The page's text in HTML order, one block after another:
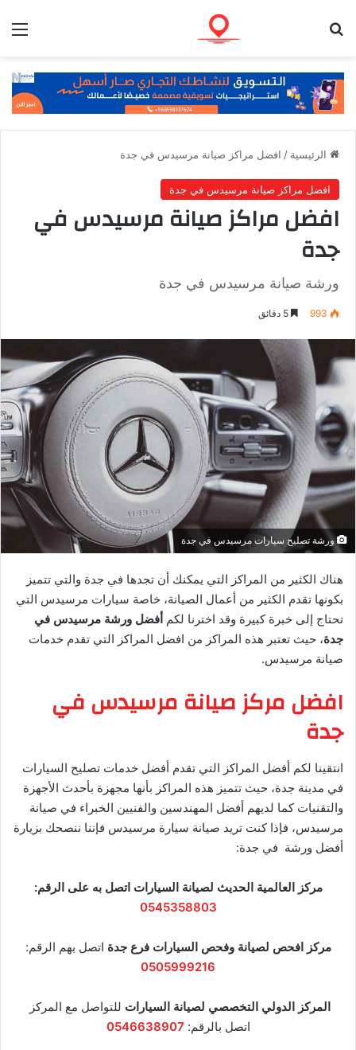
الرئيسية / افضل مراكز صيانة مرسيدس في جدة
افضل مراكز صيانة مرسيدس في جدة
افضل مراكز صيانة مرسيدس في
جدة
ورشة صيانة مرسيدس في جدة
993
ورشة تصليح سيارات مرسيدس في جدة
هناك الكثير من المراكز التي يمكنك أن تجدها في جدة والتي تتميز
بكونها تقدم الكثير من أعمال الصيانة، خاصة سيارات مرسيدس التي
تحتاج إلى خبرة كبيرة وقد اخترنا لكم أفضل ورشة مرسيدس في
جدة، حيث تعتبر هذه المراكز من افضل المراكز التي تقدم خدمات
صيانة مرسيدس.
افضل مركز صيانة مرسيدس في
جدة
انتقينا لكم أفضل المراكز التي تقدم أفضل خدمات تصليح السيارات
في مدينة جدة، حيث تتميز هذه المراكز بأنها مجهزة بأحدث الأجهزة
والتقنيات كما لديهم أفضل المهندسين والفنيين الخبراء في صيانة
مرسيدس، فإذا كنت تريد صيانة سيارة مرسيدس فإننا ننصحك بزيارة
أفضل ورشة في جدة:
مركز العالمية الحديث لصيانة السيارات اتصل به على الرقم:
0545358803
مركز افحص لصيانة وفحص السيارات فرع جدة اتصل بهم الرقم:
0505999216
المركز الدولي التخصصي لصيانة السيارات للتواصل مع المركز
اتصل بالرقم: 0546638907